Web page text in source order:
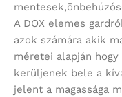
A DOX elemes
azok számára akik
méretei alapján
kerüljenek bele a
jelent a magassága